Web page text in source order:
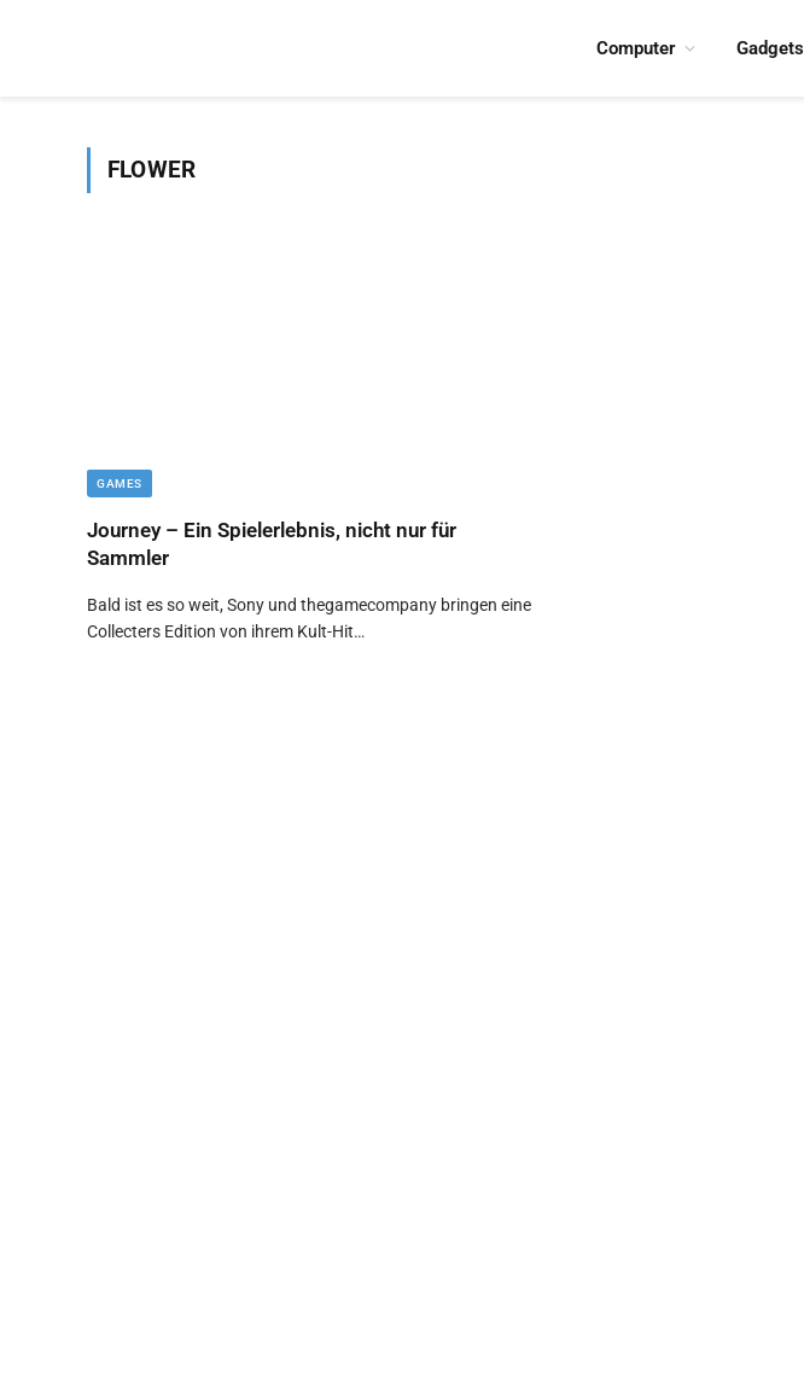
Computer Gadgets
FLOWER
GAMES
Journey – Ein Spielerlebnis, nicht nur für
Sammler
Bald ist es so weit, Sony und thegamecompany bringen eine
Collecters Edition von ihrem Kult-Hit…